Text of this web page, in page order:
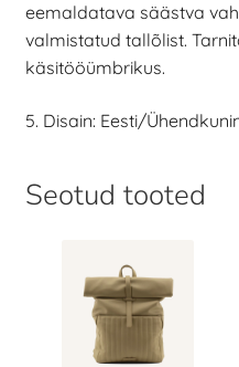
eemaldatava säästva
valmistatud tallõlist.
käsitööümbrikus.
5. Disain: Eesti/
Seotud tooted